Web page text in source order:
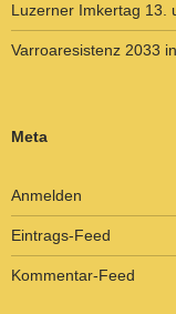
Luzerner Imkertag 13.
Varroaresistenz 2033
Meta
Anmelden
Eintrags-Feed
Kommentar-Feed